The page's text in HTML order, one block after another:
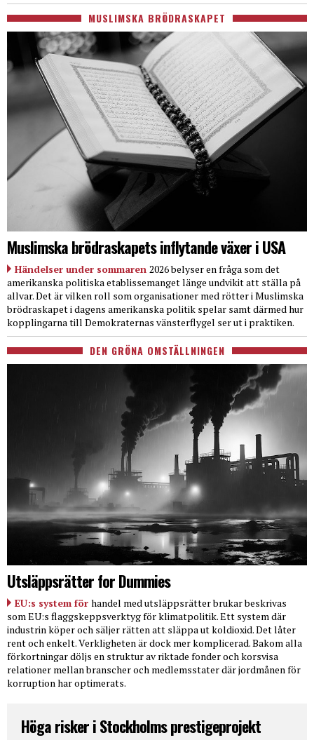
MUSLIMSKA BRÖDRASKAPET
Muslimska brödraskapets inflytande växer i USA
Händelser under sommaren 2026 belyser en fråga som det
amerikanska politiska etablissemanget länge undvikit att ställa på
allvar. Det är vilken roll som organisationer med rötter i Muslimska
brödraskapet i dagens amerikanska politik spelar samt därmed hur
kopplingarna till Demokraternas vänsterflygel ser ut i praktiken.
DEN GRÖNA OMSTÄLLNINGEN
Utsläppsrätter for Dummies
EU:s system för handel med utsläppsrätter brukar beskrivas
som EU:s flaggskeppsverktyg för klimatpolitik. Ett system där
industrin köper och säljer rätten att släppa ut koldioxid. Det låter
rent och enkelt. Verkligheten är dock mer komplicerad. Bakom alla
förkortningar döljs en struktur av riktade fonder och korsvisa
relationer mellan branscher och medlemsstater där jordmånen för
korruption har optimerats.
Höga risker i Stockholms prestigeprojekt